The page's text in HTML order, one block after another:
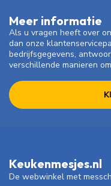
Meer informatie
Als u vragen heeft over
dan onze
bedrijfsgegevens,
verschillende manieren
Keukenmesjes.nl
De webwinkel met